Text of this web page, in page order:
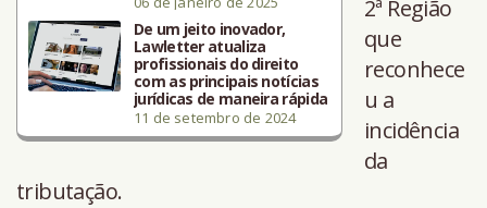
De um jeito inovador,
Lawletter atualiza
profissionais do direito
com as principais notícias
jurídicas de maneira rápida
11 de setembro de 2024
2ª Região
que
reconhece
u a
incidência
da
tributação.